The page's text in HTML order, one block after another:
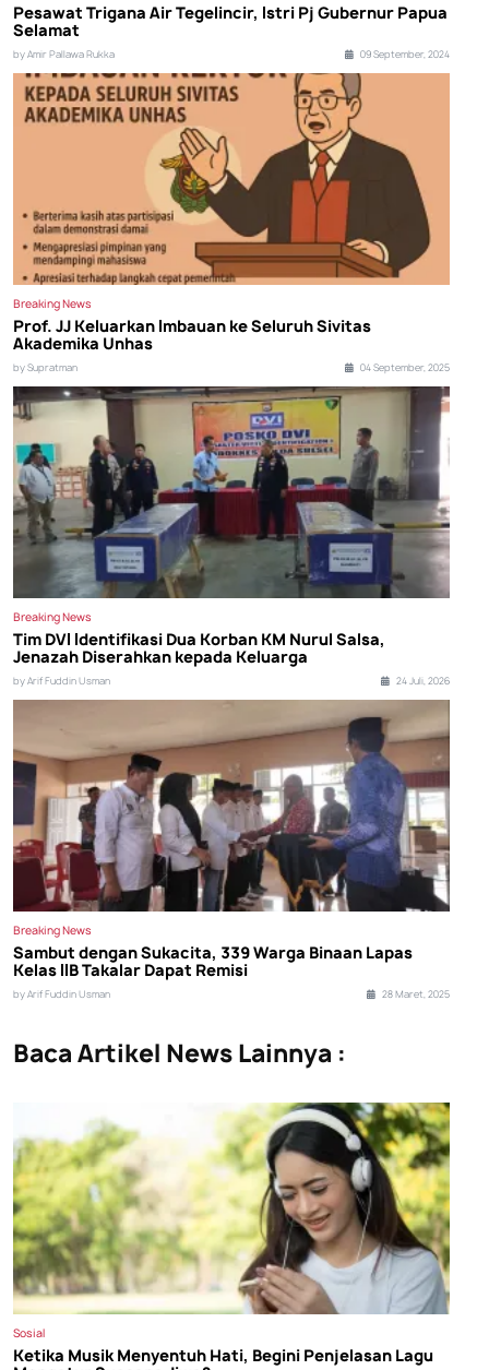
Pesawat Trigana Air Tegelincir, Istri Pj Gubernur Papua
Selamat
by Amir Pallawa Rukka 09 September, 2024
Breaking News
Prof. JJ Keluarkan Imbauan ke Seluruh Sivitas
Akademika Unhas
by Supratman 04 September, 2025
Breaking News
Tim DVI Identifikasi Dua Korban KM Nurul Salsa,
Jenazah Diserahkan kepada Keluarga
by Arif Fuddin Usman 24 Juli, 2026
Breaking News
Sambut dengan Sukacita, 339 Warga Binaan Lapas
Kelas IIB Takalar Dapat Remisi
by Arif Fuddin Usman 28 Maret, 2025
Baca Artikel News Lainnya :
Sosial
Ketika Musik Menyentuh Hati, Begini Penjelasan Lagu